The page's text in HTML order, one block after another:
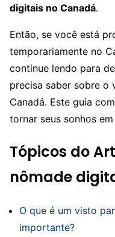
digitais no Canadá.
Então, se você está
temporariamente no
continue lendo para
precisa saber sobre o
Canadá. Este guia
tornar seus sonhos
Tópicos do
nômade
O que é um visto
importante?